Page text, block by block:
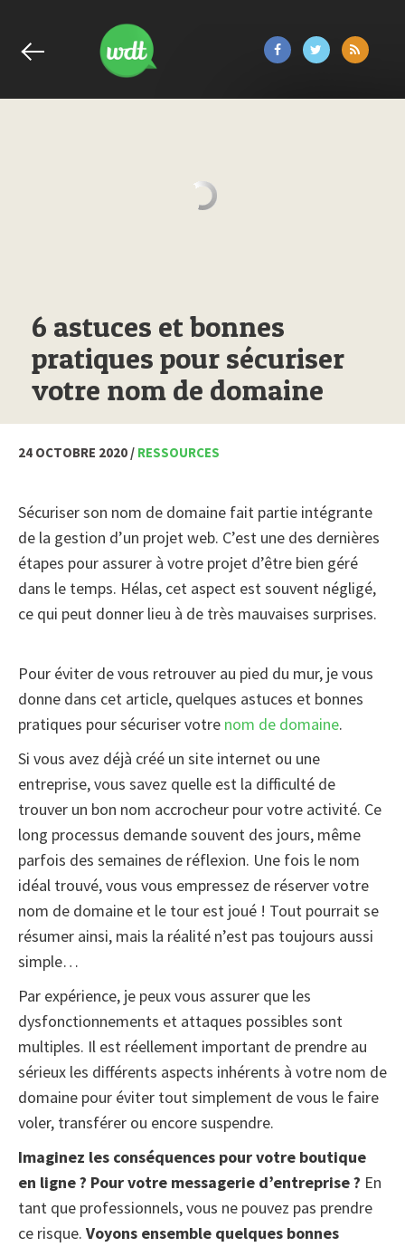
6 astuces et bonnes
pratiques pour sécuriser
votre nom de domaine
24 OCTOBRE 2020 / RESSOURCES
Sécuriser son nom de domaine fait partie intégrante
de la gestion d’un projet web. C’est une des dernières
étapes pour assurer à votre projet d’être bien géré
dans le temps. Hélas, cet aspect est souvent négligé,
ce qui peut donner lieu à de très mauvaises surprises.
Pour éviter de vous retrouver au pied du mur, je vous
donne dans cet article, quelques astuces et bonnes
pratiques pour sécuriser votre nom de domaine.
Si vous avez déjà créé un site internet ou une
entreprise, vous savez quelle est la difficulté de
trouver un bon nom accrocheur pour votre activité. Ce
long processus demande souvent des jours, même
parfois des semaines de réflexion. Une fois le nom
idéal trouvé, vous vous empressez de réserver votre
nom de domaine et le tour est joué ! Tout pourrait se
résumer ainsi, mais la réalité n’est pas toujours aussi
simple…
Par expérience, je peux vous assurer que les
dysfonctionnements et attaques possibles sont
multiples. Il est réellement important de prendre au
sérieux les différents aspects inhérents à votre nom de
domaine pour éviter tout simplement de vous le faire
voler, transférer ou encore suspendre.
Imaginez les conséquences pour votre boutique
en ligne ? Pour votre messagerie d’entreprise ? En
tant que professionnels, vous ne pouvez pas prendre
ce risque. Voyons ensemble quelques bonnes